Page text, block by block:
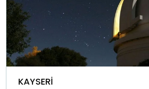
KAYSERİ